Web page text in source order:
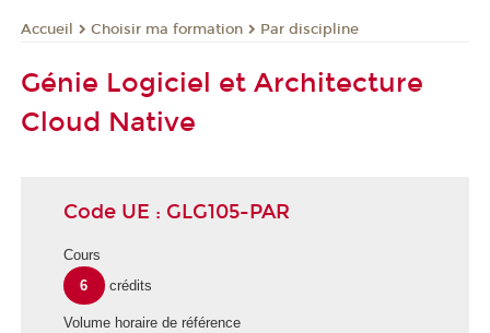
Accueil Choisir ma formation Par discipline
Génie Logiciel et Architecture
Cloud Native
Code UE : GLG105-PAR
Cours
6
crédits
Volume horaire de référence